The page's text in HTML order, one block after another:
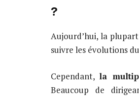
?
Aujourd’hui, la
suivre les évolutions
Cependant,la
Beaucoup de